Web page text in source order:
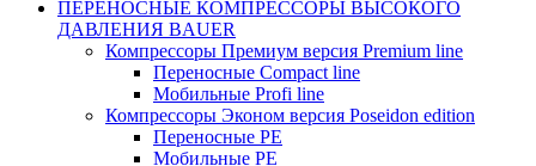
ПЕРЕНОСНЫЕ КОМПРЕССОРЫ ВЫСОКОГО
ДАВЛЕНИЯ BAUER
Компрессоры Премиум версия Premium line
Переносные Compact line
Мобильные Profi line
Компрессоры Эконом версия Poseidon edition
Переносные PE
Мобильные PE